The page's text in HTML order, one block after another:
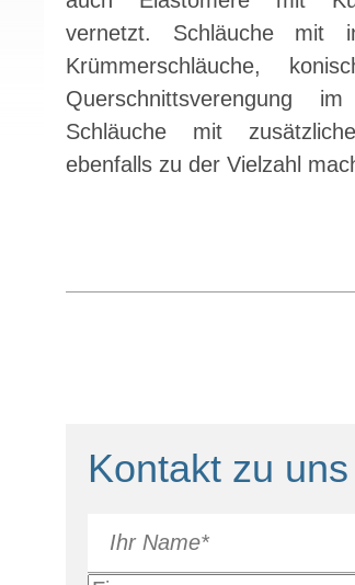
vernetzt. Schläuche mit
Krümmerschläuche,
Querschnittsverengung
Schläuche mit
ebenfalls zu der Vielzahl
Kontakt zu uns